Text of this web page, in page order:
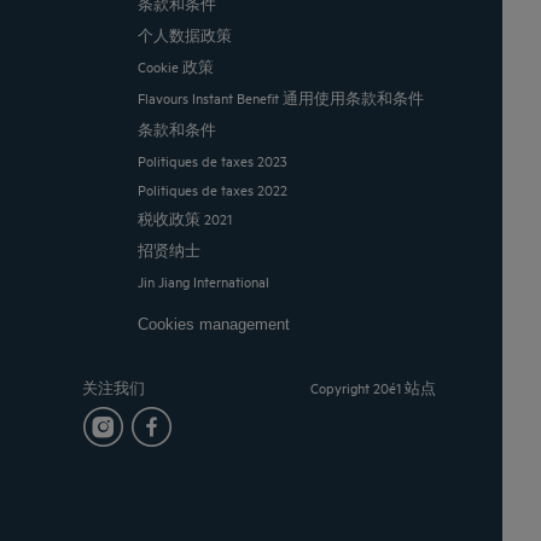
个人数据政策
Cookie 政策
Flavours Instant Benefit 通用使用条款和条件
条款和条件
Politiques de taxes 2023
Politiques de taxes 2022
税收政策 2021
招贤纳士
Jin Jiang International
Cookies management
关注我们 Copyright 20é1 站点